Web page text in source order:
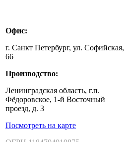
Офис:
г. Санкт Петербург, ул. Софийская,
66
Производство:
Ленинградская область, г.п.
Фёдоровское, 1-й Восточный
проезд, д. 3
Посмотреть на карте